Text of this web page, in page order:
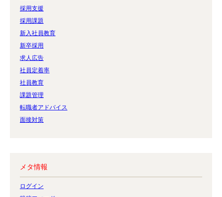
採用支援
採用課題
新入社員教育
新卒採用
求人広告
社員定着率
社員教育
課題管理
転職者アドバイス
面接対策
メタ情報
ログイン